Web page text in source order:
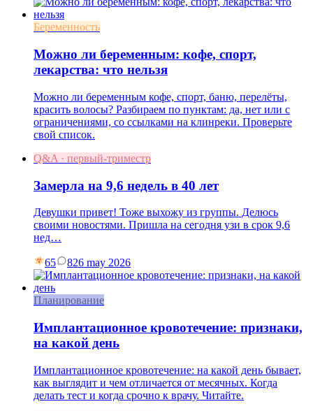
Беременность
Можно ли беременным: кофе, спорт,
лекарства: что нельзя
Можно ли беременным кофе, спорт, баню, перелёты,
красить волосы? Разбираем по пунктам: да, нет или с
ограничениями, со ссылками на клинреки. Проверьте
свой список.
Q&A · первый-триместр
Замерла на 9,6 недель в 40 лет
Девушки привет! Тоже выхожу из группы. Делюсь
своими новостями. Пришла на сегодня узи в срок 9,6
нед…
65 826 may 2026
Планирование
Имплантационное кровотечение: признаки,
на какой день
Имплантационное кровотечение: на какой день бывает,
как выглядит и чем отличается от месячных. Когда
делать тест и когда срочно к врачу. Читайте.